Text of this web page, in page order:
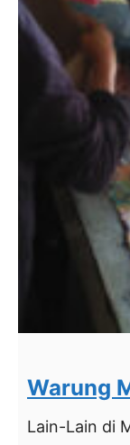
Warung
Lain-Lain di